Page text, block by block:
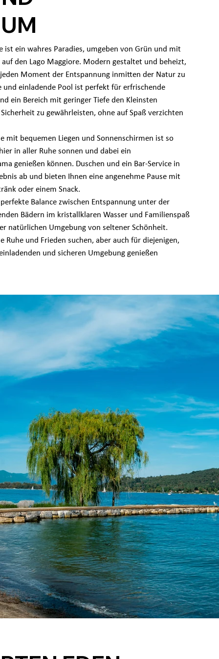
ist ein wahres Paradies, umgeben von Grün und mit
den Lago Maggiore. Modern gestaltet und beheizt,
Moment der Entspannung inmitten der Natur zu
und einladende Pool ist perfekt für erfrischende
ein Bereich mit geringer Tiefe den Kleinsten
zu gewährleisten, ohne auf Spaß verzichten
mit bequemen Liegen und Sonnenschirmen ist so
in aller Ruhe sonnen und dabei ein
genießen können. Duschen und ein Bar-Service in
ab und bieten Ihnen eine angenehme Pause mit
oder einem Snack.
Balance zwischen Entspannung unter der
Bädern im kristallklaren Wasser und Familienspaß
natürlichen Umgebung von seltener Schönheit.
Ruhe und Frieden suchen, aber auch für diejenigen,
und sicheren Umgebung genießen